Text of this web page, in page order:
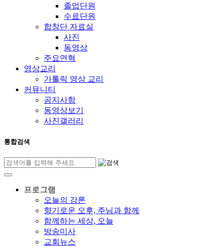
졸업단원
수료단원
합창단 자료실
사진
동영상
주요연혁
영상교리
가톨릭 영상 교리
커뮤니티
공지사항
동영상보기
사진갤러리
통합검색
프로그램
오늘의 강론
향기로운 오후, 주님과 함께
함께하는 세상, 오늘
방송미사
교회뉴스